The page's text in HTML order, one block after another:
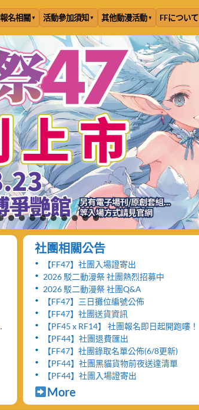
名相關 活動參加須知 其他動漫活動 FFについて
社團相關公告
【FF47】社團入場證寄出
2026 駁二動漫祭 社團熱烈招募中
2026 駁二動漫祭 社團Q&A
【FF47】三日攤位編號公佈
【FF47】社團送貨資訊
【PF45 x RF14】 社團報名即日起開跑嘍！
【PF44】社團退費匯出
【FF47】社團錄取名單公佈(6/8更新)
【PF44】社團黑貓貨物前夜送達清單
【PF44】社團入場證寄出
More